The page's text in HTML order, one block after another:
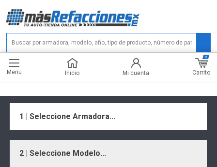
Menu Inicio Mi cuenta Carrito
0
1 | Seleccione Armadora...
2 | Seleccione Modelo...